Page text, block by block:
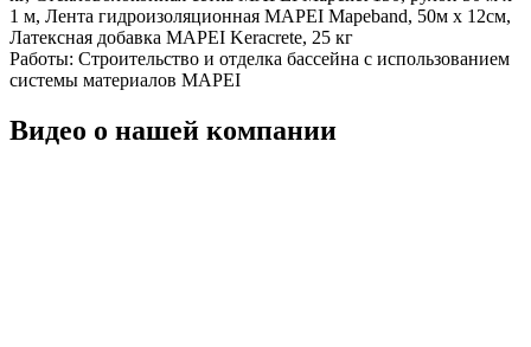
1 м, Лента гидроизоляционная MAPEI Mapeband, 50м x 12см,
Латексная добавка MAPEI Keracrete, 25 кг
Работы: Строительство и отделка бассейна с использованием
системы материалов MAPEI
Видео о нашей компании